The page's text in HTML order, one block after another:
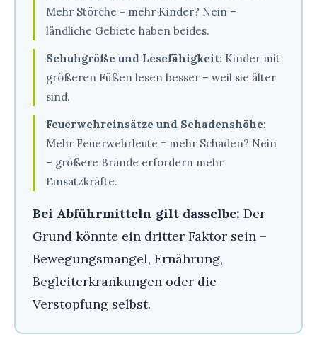
Mehr Störche = mehr Kinder? Nein –
ländliche Gebiete haben beides.
Schuhgröße und Lesefähigkeit: Kinder mit
größeren Füßen lesen besser – weil sie älter
sind.
Feuerwehreinsätze und Schadenshöhe:
Mehr Feuerwehrleute = mehr Schaden? Nein
– größere Brände erfordern mehr
Einsatzkräfte.
Bei Abführmitteln gilt dasselbe: Der
Grund könnte ein dritter Faktor sein –
Bewegungsmangel, Ernährung,
Begleiterkrankungen oder die
Verstopfung selbst.